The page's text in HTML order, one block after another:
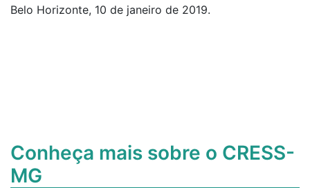
Belo Horizonte, 10 de janeiro de 2019.
Conheça mais sobre o CRESS-
MG